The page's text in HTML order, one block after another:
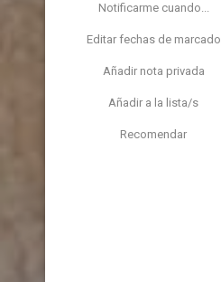
Notificarme cuando...
Editar fechas de marcado
Añadir nota privada
Añadir a la lista/s
Recomendar